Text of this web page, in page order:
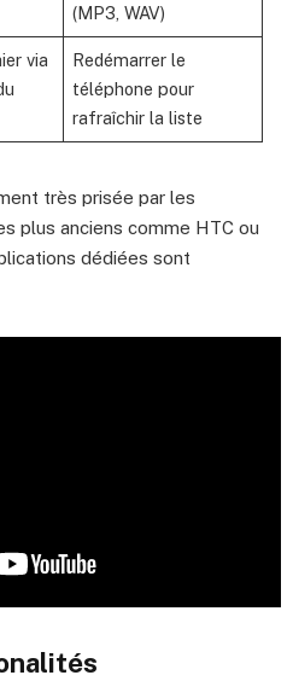
(MP3, WAV)
via
Redémarrer le
téléphone pour
rafraîchir la liste
très prisée par les
plus anciens comme HTC ou
dédiées sont